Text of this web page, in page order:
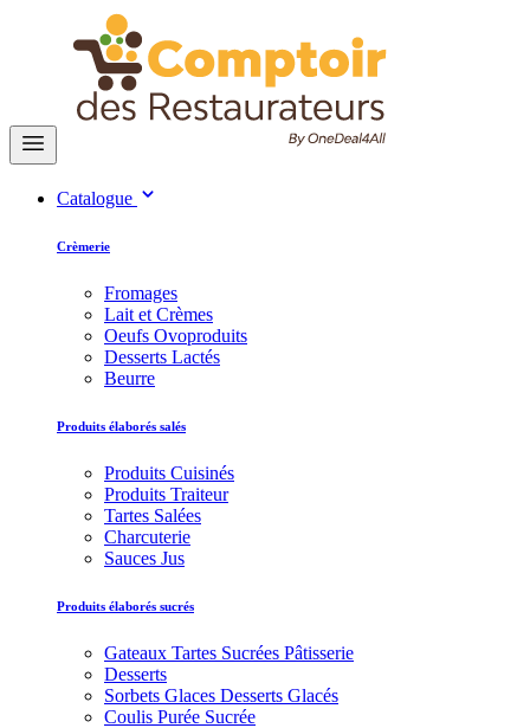
Catalogue
Crèmerie
Fromages
Lait et Crèmes
Oeufs Ovoproduits
Desserts Lactés
Beurre
Produits élaborés salés
Produits Cuisinés
Produits Traiteur
Tartes Salées
Charcuterie
Sauces Jus
Produits élaborés sucrés
Gateaux Tartes Sucrées Pâtisserie
Desserts
Sorbets Glaces Desserts Glacés
Coulis Purée Sucrée